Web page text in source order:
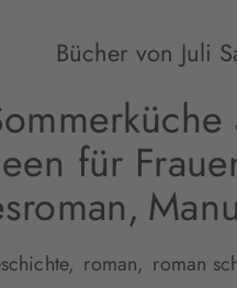
Bücher von Juli
für
roman, roman